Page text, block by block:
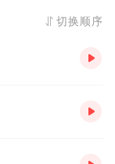
买成功后，即可收
禁在任何第三方平
。
切换顺序